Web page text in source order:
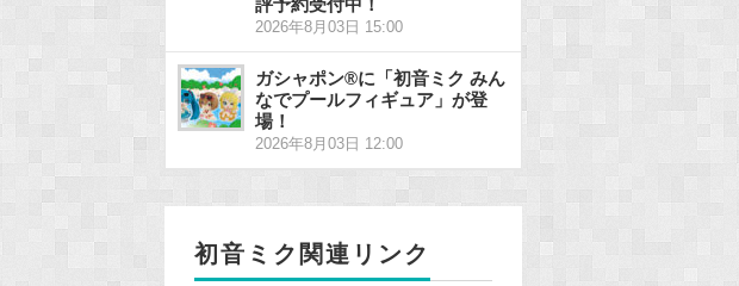
2026年8月03日 15:00
ガシャポン®に「初音ミク みん
なでプールフィギュア」が登
場！
2026年8月03日 12:00
初音ミク関連リンク